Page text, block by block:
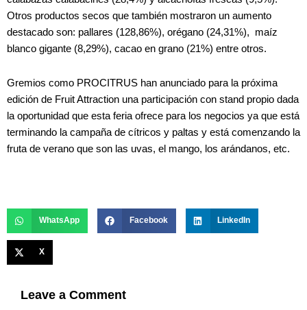
Otros productos secos que también mostraron un aumento
destacado son: pallares (128,86%), orégano (24,31%), maíz
blanco gigante (8,29%), cacao en grano (21%) entre otros.
Gremios como PROCITRUS han anunciado para la próxima
edición de Fruit Attraction una participación con stand propio dada
la oportunidad que esta feria ofrece para los negocios ya que está
terminando la campaña de cítricos y paltas y está comenzando la
fruta de verano que son las uvas, el mango, los arándanos, etc.
WhatsApp Facebook LinkedIn
X
Leave a Comment